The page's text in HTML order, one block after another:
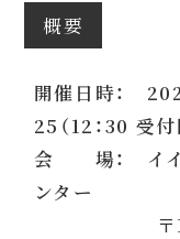
概要
開催日時：
25（12：30 受付
会 場： イイ
ンター
〒100-